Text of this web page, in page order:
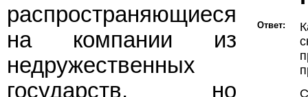
распространяющиеся
на компании из
недружественных
государств, но
Ответ: